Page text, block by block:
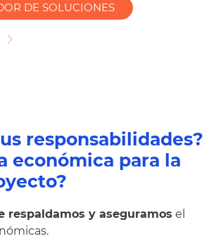
DE SOLUCIONES
responsabilidades?
económica para la
respaldamos y aseguramos el